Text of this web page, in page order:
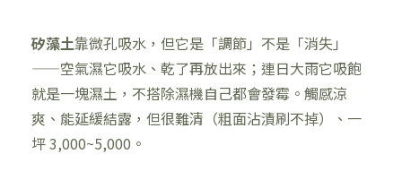
矽藻土靠微孔吸水，但它是「調節」不是「消失」
——空氣濕它吸水、乾了再放出來；連日大雨它吸飽
就是一塊濕土，不搭除濕機自己都會發霉。觸感涼
爽、能延緩結露，但很難清（粗面沾漬刷不掉）、一
坪 3,000~5,000。